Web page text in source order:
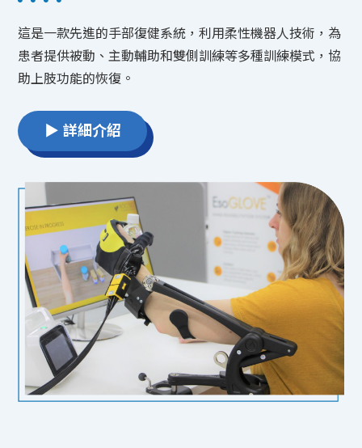
這是一款先進的手部復健系統，利用柔性機器人技術，為
患者提供被動、主動輔助和雙側訓練等多種訓練模式，協
助上肢功能的恢復。
▶ 詳細介紹